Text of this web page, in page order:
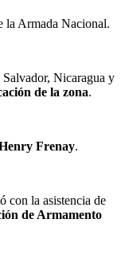
la Armada Nacional.
Nicaragua y
de la zona.
Frenay.
con la asistencia de
de Armamento